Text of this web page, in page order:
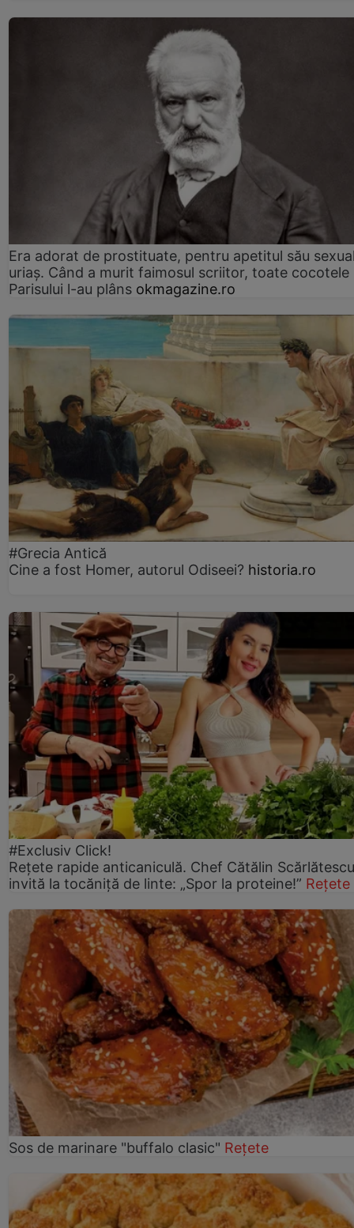
Era adorat de prostituate, pentru apetitul său
uriaș. Când a murit faimosul scriitor, toate cocotele
Parisului l-au plâns okmagazine.ro
#Grecia Antică
Cine a fost Homer, autorul Odiseei? historia.ro
#Exclusiv Click!
Rețete rapide anticaniculă. Chef Cătălin
invită la tocăniță de linte: „Spor la proteine!” Rețete
Sos de marinare "buffalo clasic" Rețete